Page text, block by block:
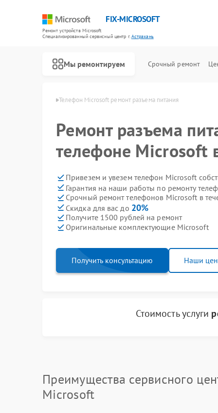
FIX-MICROSOFT
Ремонт устройств Microsoft
Специализированный cервисный центр г.Астрахань
Мы ремонтируем Срочный ремонт
Телефон Microsoft ремонт разъема питания
Ремонт разъема
телефоне Microsoft
Привезем и увезем телефон Microsoft
Гарантия на наши работы по ремонту
Срочный ремонт телефонов Microsoft в
Скидка для вас до 20%
Получите 1500 рублей на ремонт
Оригинальные комплектующие Microsoft
Получить консультацию Наши
Стоимость услуги
Преимущества сервисного
Microsoft